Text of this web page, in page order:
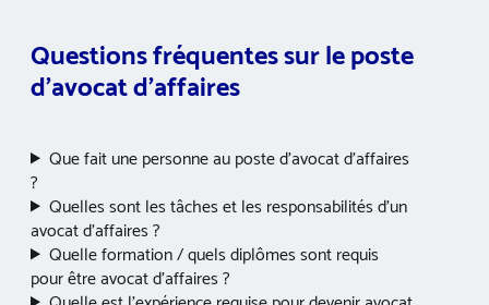
Questions fréquentes sur le poste
d’avocat d’affaires
Que fait une personne au poste d’avocat d’affaires
?
Quelles sont les tâches et les responsabilités d’un
avocat d’affaires ?
Quelle formation / quels diplômes sont requis
pour être avocat d’affaires ?